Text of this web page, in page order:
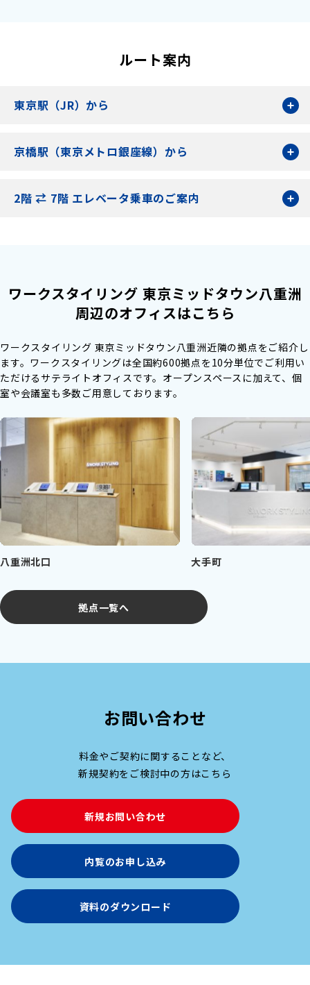
ルート案内
東京駅（JR）から
京橋駅（東京メトロ銀座線）から
2階 ⇄︎ 7階 エレベータ乗車のご案内
ワークスタイリング 東京ミッドタウン八重洲
周辺のオフィスはこちら
ワークスタイリング 東京ミッドタウン八重洲近隣の拠点をご紹介し
ます。 ワークスタイリングは全国約600拠点を10分単位でご利用い
ただけるサテライトオフィスです。 オープンスペースに加えて、個
室や会議室も多数ご用意しております。
八重洲北口 大手町
拠点一覧へ
お問い合わせ
料金やご契約に関することなど、
新規契約をご検討中の方はこちら
新規お問い合わせ
内覧のお申し込み
資料のダウンロード